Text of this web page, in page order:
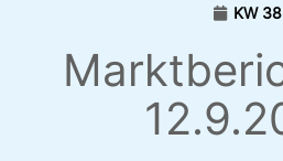
KW 38